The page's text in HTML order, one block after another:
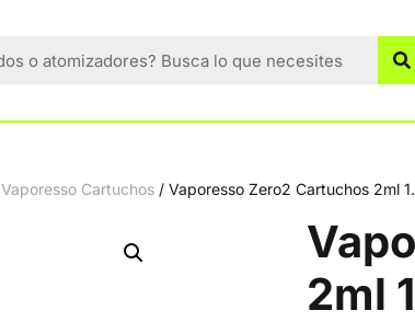
Vaporesso Cartuchos / Vaporesso Zero2 Cartuchos 2ml
2ml